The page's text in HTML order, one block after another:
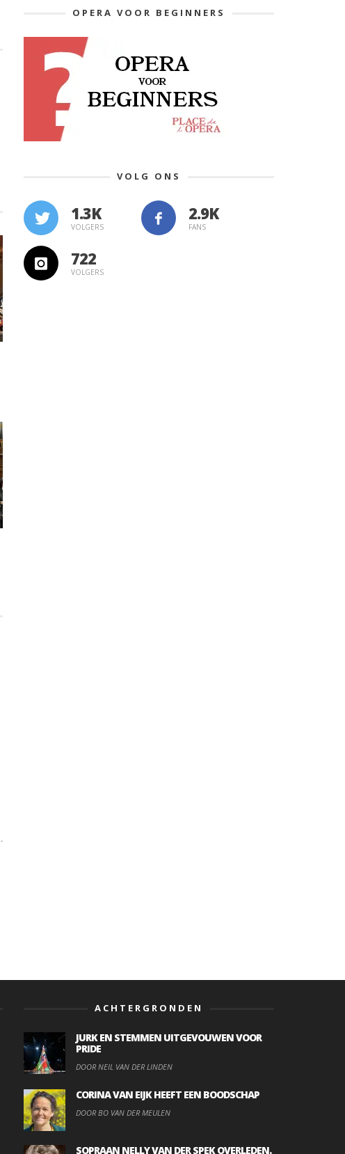
OPERA VOOR BEGINNERS
VOLG ONS
1.3K
VOLGERS FANS
722
VOLGERS
ACHTERGRONDEN
JURK EN STEMMEN UITGEVOUWEN VOOR
PRIDE
DOOR NEIL VAN DER LINDEN
CORINA VAN EIJK HEEFT EEN BOODSCHAP
DOOR BO VAN DER MEULEN
SOPRAAN NELLY VAN DER SPEK OVERLEDEN.